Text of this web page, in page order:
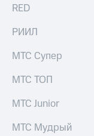
выкупа
Дивиденды
облигаций
Описание
RED
РИИЛ
МТС Супер
МТС ТОП
МТС Junior
МТС Мудрый